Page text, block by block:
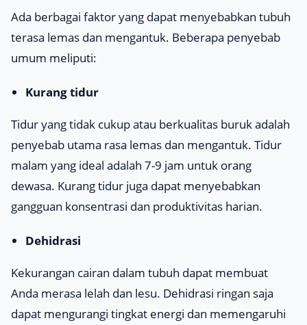
Ada berbagai faktor yang dapat menyebabkan tubuh
terasa lemas dan mengantuk. Beberapa penyebab
umum meliputi:
Kurang tidur
Tidur yang tidak cukup atau berkualitas buruk adalah
penyebab utama rasa lemas dan mengantuk. Tidur
malam yang ideal adalah 7-9 jam untuk orang
dewasa. Kurang tidur juga dapat menyebabkan
gangguan konsentrasi dan produktivitas harian.
Dehidrasi
Kekurangan cairan dalam tubuh dapat membuat
Anda merasa lelah dan lesu. Dehidrasi ringan saja
dapat mengurangi tingkat energi dan memengaruhi